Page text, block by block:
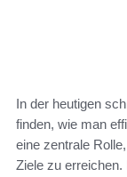
In der heutigen
finden, wie man
eine zentrale
Ziele zu erreichen.